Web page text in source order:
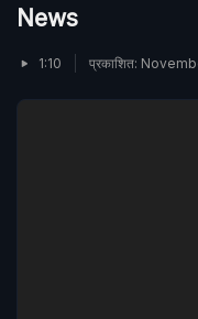
News
1:10 प्रकाशित: